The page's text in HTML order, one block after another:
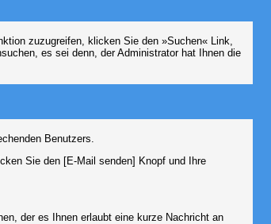
zuzugreifen, klicken Sie den »Suchen« Link,
es sei denn, der Administrator hat Ihnen die
Benutzers.
Sie den [E-Mail senden] Knopf und Ihre
der es Ihnen erlaubt eine kurze Nachricht an